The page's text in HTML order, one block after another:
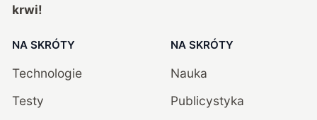
krwi!
NA SKRÓTY
Technologie
Testy
NA SKRÓTY
Nauka
Publicystyka